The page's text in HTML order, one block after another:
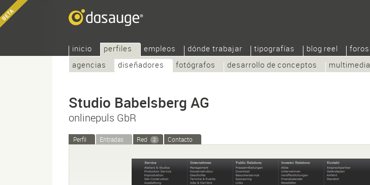
inicio
perfiles
agencias
diseñadores fotógrafos desarrollo de conceptos multimedia
empleos dónde trabajar tipografías blog reel foros
Studio Babelsberg AG
onlinepuls GbR
Perfil Entradas Red 2 Contacto